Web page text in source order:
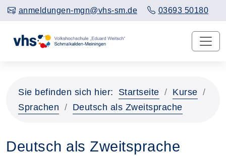
anmeldungen-mgn@vhs-sm.de 03693 50180
Sie befinden sich hier: Startseite
Kurse
Sprachen
Deutsch als Zweitsprache
Deutsch als Zweitsprache